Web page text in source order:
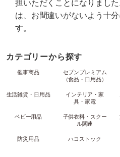
担いただくことになりまし
は、お間違いがないよう十
す。
カテゴリーから探す
催事商品
セブンプレミアム
（食品・日用品）
生活雑貨・日用品
インテリア・家
具・家電
ベビー用品
子供衣料・スクー
ル関連
防災用品 ハコストック